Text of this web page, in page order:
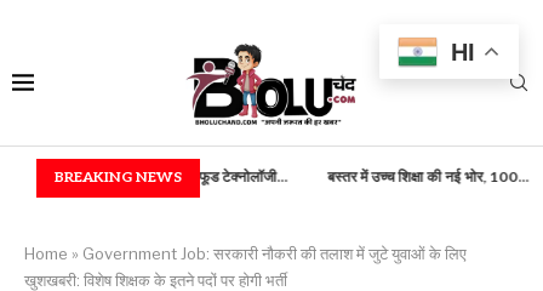
BREAKING NEWS
एवं फूड टेक्नोलॉजी... बस्तर में उच्च शिक्षा की नई भोर, 100... राष्ट्रपति भवन
Home » Government Job: सरकारी नौकरी की तलाश में जुटे युवाओं के लिए
खुशखबरी: विशेष शिक्षक के इतने पदों पर होगी भर्ती
HI